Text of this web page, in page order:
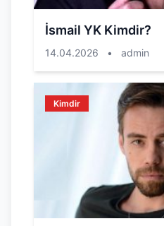
İsmail YK Kimdir?
14.04.2026 • admin
Kimdir